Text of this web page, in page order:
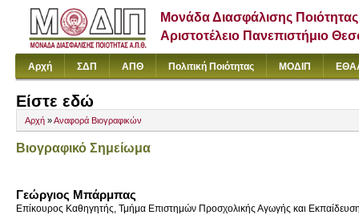
Μονάδα Διασφάλισης Ποιότητας
Αριστοτέλειο Πανεπιστήμιο
Αρχή ΣΔΠ ΑΠΘ Πολιτική Ποιότητας ΜΟΔΙΠ
Είστε εδώ
Αρχή »Αναφορά Βιογραφικών
Βιογραφικό Σημείωμα
Γεώργιος Μπάρμπας
Επίκουρος Καθηγητής, Τμήμα Επιστημών Προσχολικής Αγωγής και